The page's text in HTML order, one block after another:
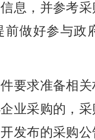
息，并参考
前做好参与政
求准备相关
业采购的，
发布的采购